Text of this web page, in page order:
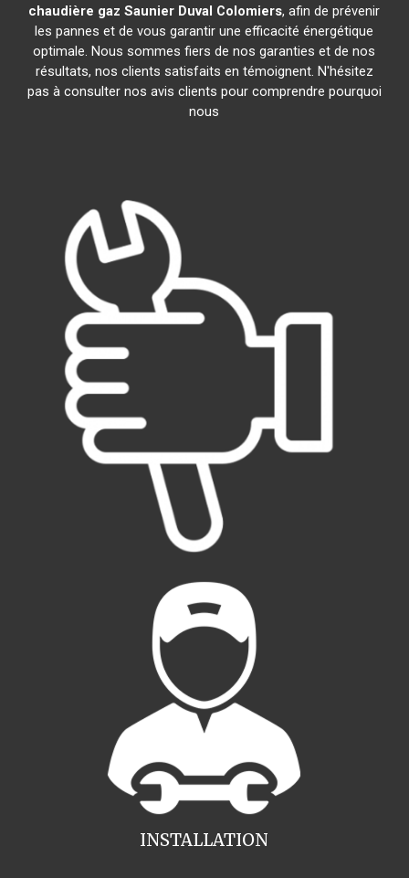
chaudière gaz Saunier Duval Colomiers, afin de prévenir
les pannes et de vous garantir une efficacité énergétique
optimale. Nous sommes fiers de nos garanties et de nos
résultats, nos clients satisfaits en témoignent. N'hésitez
pas à consulter nos avis clients pour comprendre pourquoi
nous
INSTALLATION